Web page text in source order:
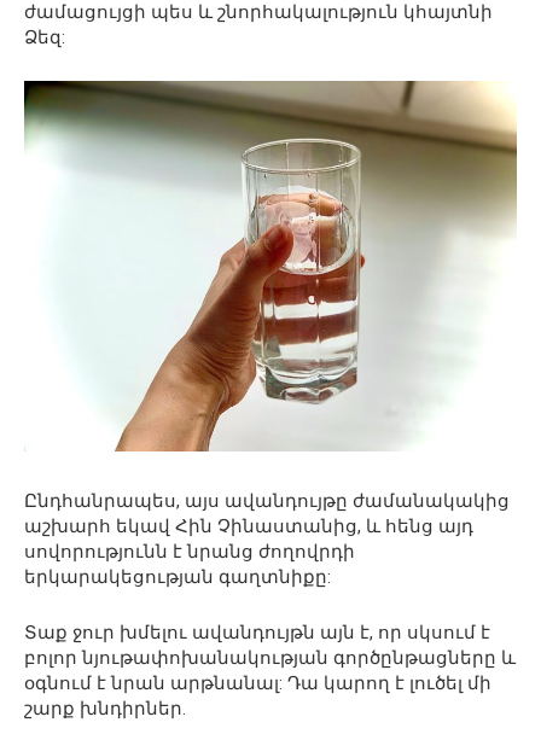
ժամացույցի պես և շնորհակալություն կհայտնի
Ձեզ:
Ընդհանրապես, այս ավանդույթը ժամանակակից
աշխարհ եկավ Հին Չինաստանից, և հենց այդ
սովորությունն է նրանց ժողովրդի
երկարակեցության գաղտնիքը:
Տաք ջուր խմելու ավանդույթն այն է, որ սկսում է
բոլոր նյութափոխանակության գործընթացները և
օգնում է նրան արթնանալ: Դա կարող է լուծել մի
շարք խնդիրներ.